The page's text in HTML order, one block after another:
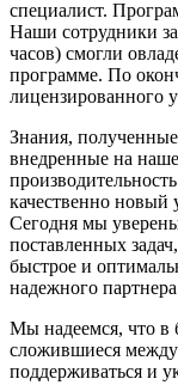
специалист.
Наши сотрудники
часов) смогли
программе. По
лицензированного
Знания,
внедренные на
качественно
Сегодня мы
поставленных
быстрое и
надежного
Мы надеемся, что в
сложившиеся
поддерживаться и